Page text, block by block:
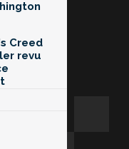
Creed
revu